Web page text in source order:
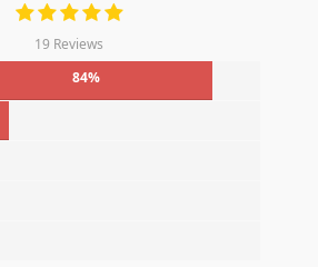
19 Reviews
84%